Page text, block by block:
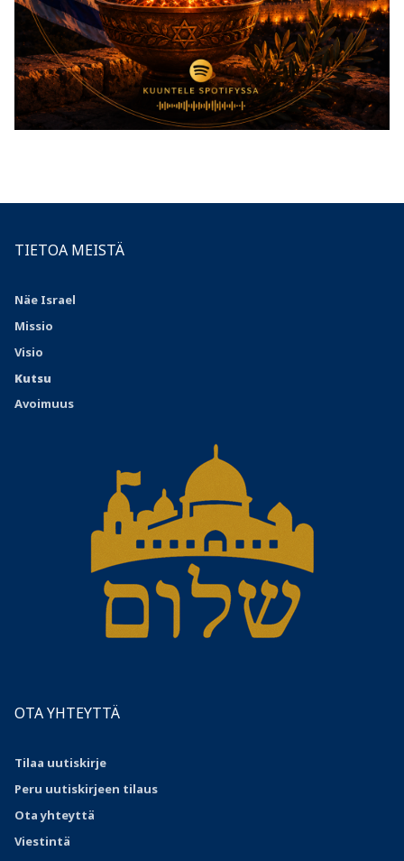
TIETOA MEISTÄ
Näe Israel
Missio
Visio
Kutsu
Avoimuus
OTA YHTEYTTÄ
Tilaa uutiskirje
Peru uutiskirjeen tilaus
Otayhteyttä
Viestintä